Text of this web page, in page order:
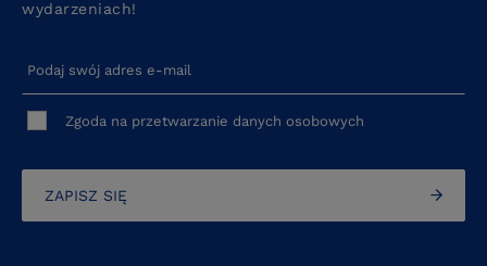
wydarzeniach!
Podaj swój adres e-mail
Zgoda na przetwarzanie danych osobowych
ZAPISZ SIĘ